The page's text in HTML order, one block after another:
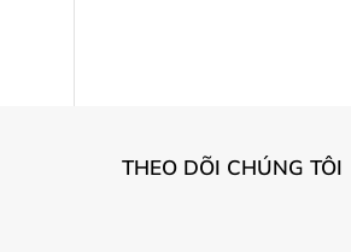
THEO DÕI CHÚNG TÔI